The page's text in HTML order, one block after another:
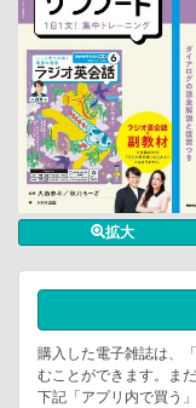
拡大
購入した電子雑誌は、
むことができます。ま
下記「アプリ内で買う